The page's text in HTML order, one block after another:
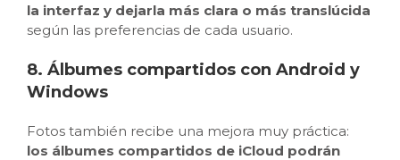
la interfaz y dejarla más clara o más translúcida
según las preferencias de cada usuario.
8. Álbumes compartidos con Android y
Windows
Fotos también recibe una mejora muy práctica:
los álbumes compartidos de iCloud podrán